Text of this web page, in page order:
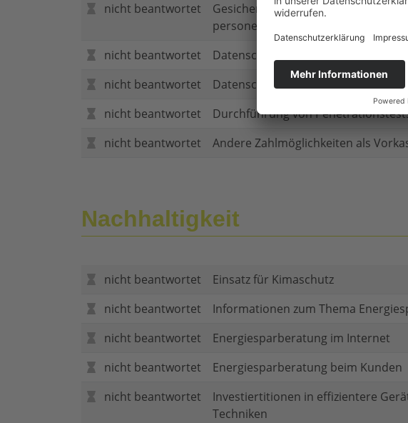
nicht beantwortet
Gesicherte Verbindung bei
personenbezogenen Daten
nicht beantwortet
Datenschutzerklärung
nicht beantwortet
Datenschutzerklärung im Internet
nicht beantwortet
Durchführung von
nicht beantwortet
Andere Zahlmöglichkeiten als
Nachhaltigkeit
nicht beantwortet
Einsatz für Kimaschutz
nicht beantwortet
Informationen zum Thema
nicht beantwortet
Energiesparberatung im Internet
nicht beantwortet
Energiesparberatung beim Kunden
nicht beantwortet
Investiertitionen in effizientere
Techniken